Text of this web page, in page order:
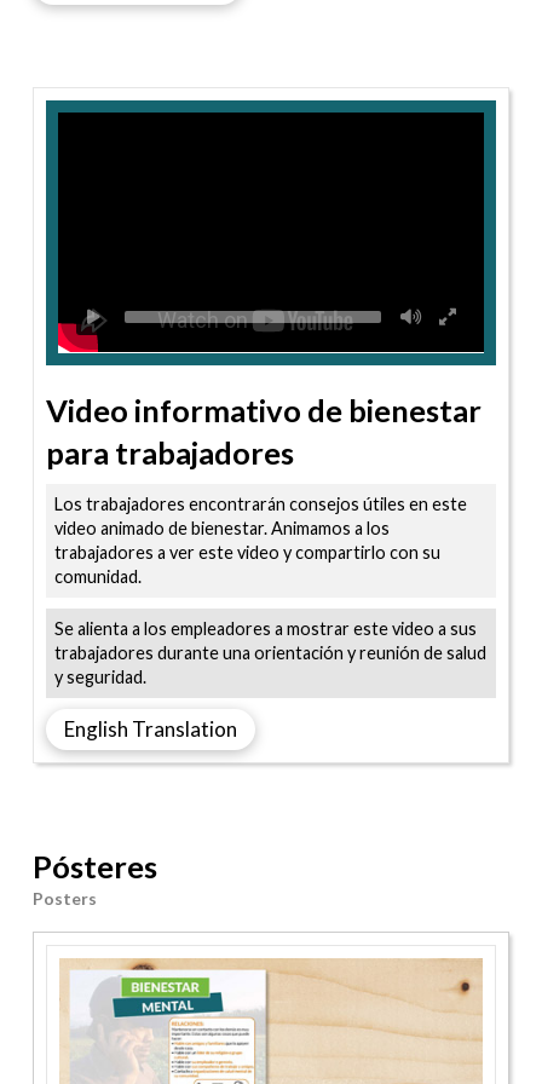
Video informativo de bienestar
para trabajadores
Los trabajadores encontrarán consejos útiles en este
video animado de bienestar. Animamos a los
trabajadores a ver este video y compartirlo con su
comunidad.
Se alienta a los empleadores a mostrar este video a sus
trabajadores durante una orientación y reunión de salud
y seguridad.
English Translation
Pósteres
Posters